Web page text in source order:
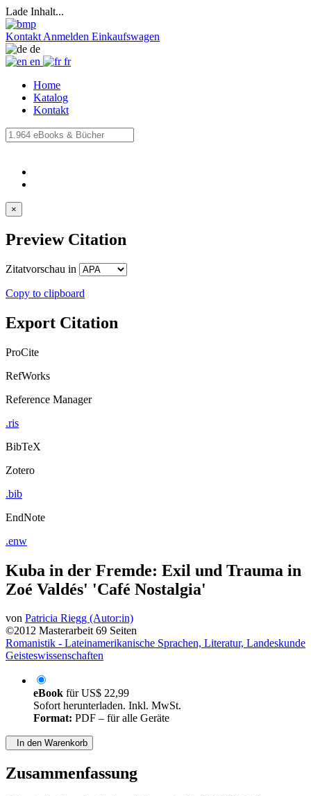
Lade Inhalt...
Kontakt Anmelden Einkaufswagen
de
en
fr
Home
Katalog
Kontakt
×
Preview Citation
Zitatvorschau in
Copy to clipboard
Export Citation
ProCite
RefWorks
Reference Manager
.ris
BibTeX
Zotero
.bib
EndNote
.enw
Kuba in der Fremde: Exil und Trauma in
Zoé Valdés' 'Café Nostalgia'
von Patricia Riegg (Autor:in)
©2012 Masterarbeit 69 Seiten
Romanistik - Lateinamerikanische Sprachen, Literatur, Landeskunde
Geisteswissenschaften
eBook fürUS$ 22,99
Sofort herunterladen. Inkl. MwSt.
Format: PDF – für alle Geräte
In den Warenkorb
Zusammenfassung